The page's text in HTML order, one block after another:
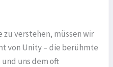
verstehen, müssen wir
von Unity – die berühmte
uns dem oft